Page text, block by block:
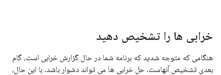
خرابی ها را تشخیص دهید
هنگامی که متوجه شدید که برنامه شما در حال گزارش خرابی است، گام
بعدی تشخیص آنهاست. حل خرابی ها می تواند دشوار باشد. با این حال،